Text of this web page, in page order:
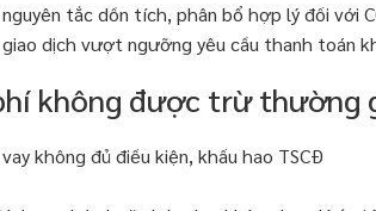
tắc dồn tích, phân bổ hợp lý đối với
dịch vượt ngưỡng yêu cầu thanh toán
không được trừ thường
không đủ điều kiện, khấu hao TSCĐ